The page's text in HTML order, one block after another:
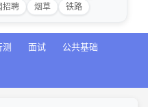
招聘 烟草 铁路
测 面试 公共基础